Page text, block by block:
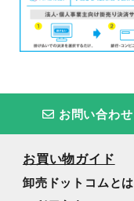
お問い合わせ
お買い物ガイド
卸売ドットコムとは